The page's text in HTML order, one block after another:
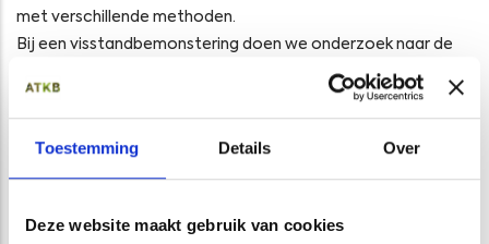
Toestemming Details Over
Deze website maakt gebruik van cookies
met verschillende methoden.
Bij een visstandbemonstering doen we onderzoek naar de
omvang van het visbestand. Daarbij kijken we naar de
soorten die ter plaatse voorkomen en hoe deze verspreid
vissoorten. Voor deze onderzoeken gebruiken we
verschillende vangstmethoden en technieken.
over de visstand. Wij voeren al sinds 1996